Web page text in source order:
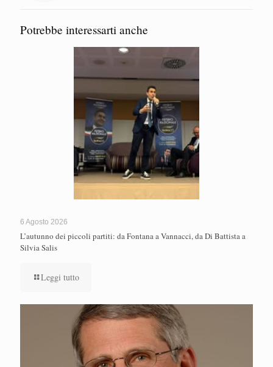
Potrebbe interessarti anche
6 Agosto 2026
L’autunno dei piccoli partiti: da Fontana a Vannacci, da Di Battista a
Silvia Salis
Leggi tutto